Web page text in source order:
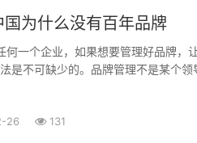
国为什么没有百年品牌
何一个企业，如果想要管理好品牌，
是不可缺少的。品牌管理不是某个
26 131